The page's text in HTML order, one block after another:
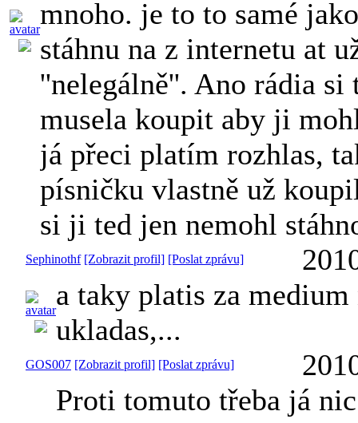
mnoho. je to to samé
stáhnu na z internetu at
''nelegálně''. Ano rádia si
musela koupit aby ji
já přeci platím rozhlas,
písničku vlastně už
si ji ted jen nemohl
Sephinothf [Zobrazit profil] [Poslat zprávu]
a taky platis za medium
ukladas,...
GOS007 [Zobrazit profil] [Poslat zprávu]
Proti tomuto třeba já